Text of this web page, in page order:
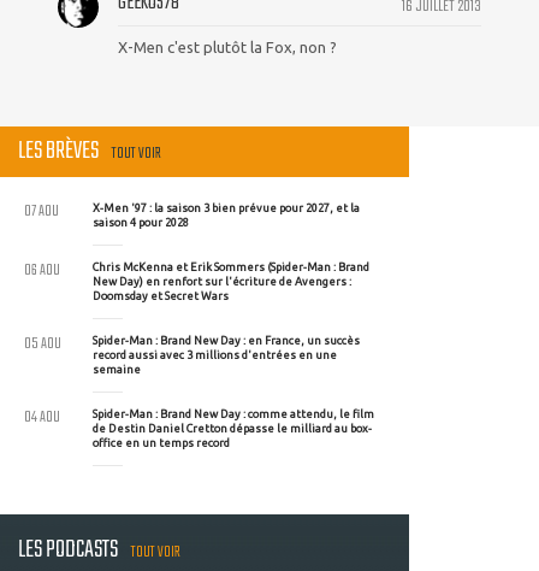
16 JUILLET 2013
X-Men c'est plutôt la Fox, non ?
LES BRÈVES TOUT VOIR
X-Men '97 : la saison 3 bien prévue pour 2027, et la
saison 4 pour 2028
07 AOU
Chris McKenna et Erik Sommers (Spider-Man : Brand
New Day) en renfort sur l'écriture de Avengers :
Doomsday et Secret Wars
06 AOU
Spider-Man : Brand New Day : en France, un succès
record aussi avec 3 millions d'entrées en une
semaine
05 AOU
Spider-Man : Brand New Day : comme attendu, le film
de Destin Daniel Cretton dépasse le milliard au box-
office en un temps record
04 AOU
LES PODCASTS TOUT VOIR